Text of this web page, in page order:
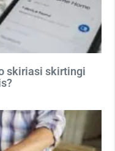
skiriasi skirtingi